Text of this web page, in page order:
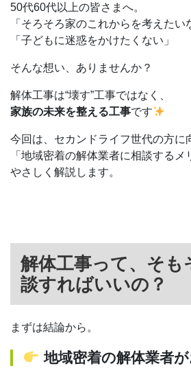
50代60代以上の皆さまへ。
「そろそろ家のこれからを考えたい
「子どもに迷惑をかけたくない」
そんな想い、ありませんか？
解体工事は“壊す”工事ではなく、
家族の未来を整える工事です
今回は、セカンドライフ世代の方に
「地域密着の解体業者に相談する
やさしく解説します。
解体工事って、そも
談すればいいの？
まずは結論から。
地域密着の解体業者